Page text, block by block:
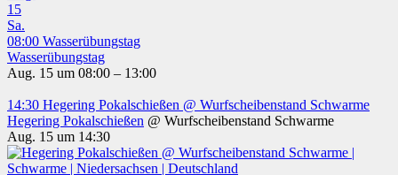
15
Sa.
08:00 Wasserübungstag
Wasserübungstag
Aug. 15 um 08:00 – 13:00
14:30 Hegering Pokalschießen @ Wurfscheibenstand Schwarme
Hegering Pokalschießen @ Wurfscheibenstand Schwarme
Aug. 15 um 14:30